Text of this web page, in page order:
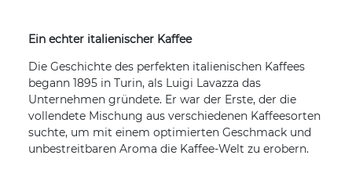
Ein echter italienischer Kaffee
Die Geschichte des perfekten italienischen Kaffees
begann 1895 in Turin, als Luigi Lavazza das
Unternehmen gründete. Er war der Erste, der die
vollendete Mischung aus verschiedenen Kaffeesorten
suchte, um mit einem optimierten Geschmack und
unbestreitbaren Aroma die Kaffee-Welt zu erobern.